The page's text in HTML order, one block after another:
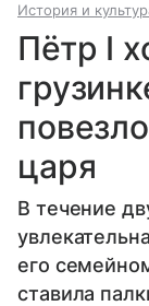
История и
Пётр I
царя
В течение
его
ставила